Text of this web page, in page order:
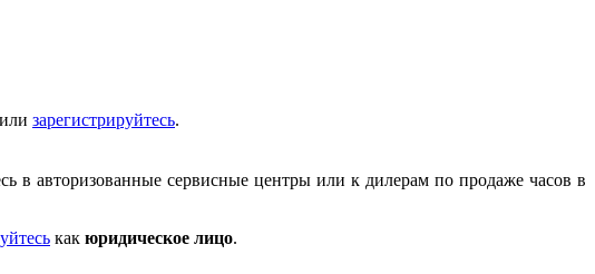
зарегистрируйтесь.
в авторизованные сервисные центры или к дилерам по продаже часов в
как юридическое лицо.